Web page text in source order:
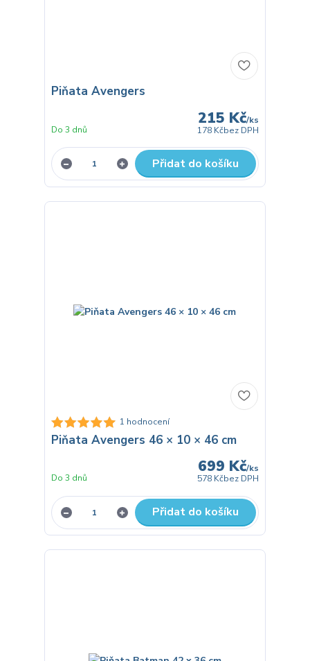
Piňata Avengers
215 Kč/ks
178 Kčbez DPH
Do 3 dnů
Přidat do košíku
1 hodnocení
Piňata Avengers 46 × 10 × 46 cm
699 Kč/ks
578 Kčbez DPH
Do 3 dnů
Přidat do košíku